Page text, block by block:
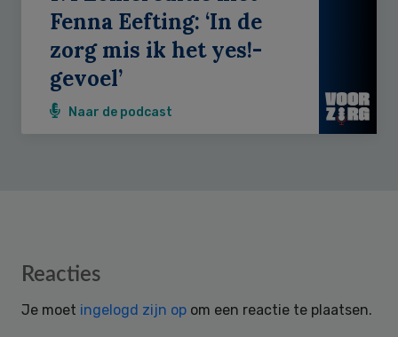
Fenna Eefting: ‘In de
zorg mis ik het yes!-
gevoel’
Naar de podcast
Reader
Reacties
Je moet ingelogd zijn op om een reactie te plaatsen.